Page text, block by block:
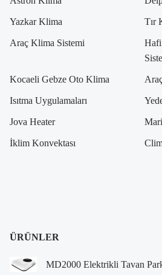
Yazkar Klima Tır
Araç Klima Sistemi
Kocaeli Gebze Oto Klima
Isıtma Uygulamaları
Jova Heater
İklim Konvektası
ÜRÜNLER
MD2000 Elektrikli Tavan